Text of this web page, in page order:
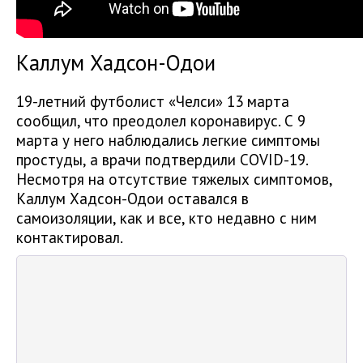
Каллум Хадсон-Одои
19-летний футболист «Челси» 13 марта
сообщил, что преодолел коронавирус. С 9
марта у него наблюдались легкие симптомы
простуды, а врачи подтвердили COVID-19.
Несмотря на отсутствие тяжелых симптомов,
Каллум Хадсон-Одои оставался в
самоизоляции, как и все, кто недавно с ним
контактировал.